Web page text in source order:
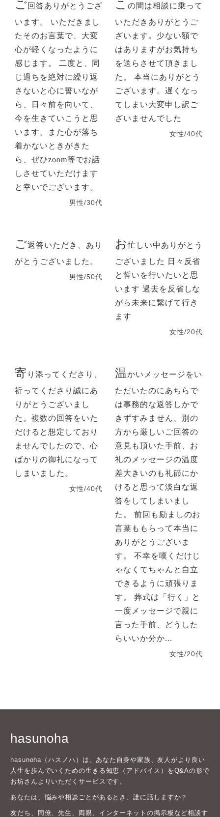
ご回答ありがとうござ
います。 いただきまし
たそのお言葉で、大変
心が軽くなったように
感じます。 二度と、同
じ過ちを絶対に繰り返
さないと心に誓いなが
ら、日々前を向いて、
今を生きていこうと思
います。また心が落ち
着かないときがきた
ら、ぜひzoom等でお話
しさせていただけます
と幸いでございます。
男性/30代
こ の間は相談に乗って
いただきありがとうご
ざいます。少ない額で
はありますがお気持ち
を送らさせて頂きまし
た。 本当にありがとう
ございます。遅くなっ
てしまい大変申し訳ご
ざいませんでした
女性/40代
ご返答いただき、あり
がとうございました。
男性/50代
お忙しい中ありがとう
ございました 日々反省
と誓いを行いたいと思
います 過去を反省しな
がら未来に繋げて行き
ます
女性/20代
寄 り添ってくださり、
祈ってくださり誠にあ
りがとうございまし
た。複数の回答をいた
だけると想定しており
ませんでしたので、心
ばかりの御礼になって
しまいました。
女性/40代
温かいメッセージをい
ただいたのにあちらで
は事務的な返答しかで
きずすみません、別の
方から厳しいご回答の
意見も頂いた手前、お
礼のメッセージの温度
差大きいのも礼節にか
けると思って淡白な返
答をしてしまいまし
た。 前回も励ましのお
言葉ももらって本当に
ありがとうございま
す。 不幸を嘆くだけじ
ゃなくてちゃんと自立
できるように頑張りま
す。 葬式は「行く」と
一度メッセージで親に
言った手前、どうした
らいいか分か...
女性/20代
hasunoha
hasunoha（ハスノハ）は、あなた自身や家族、友人がより良い
人生を歩んでいくための生きる知恵（アドバイス）をQ&Aの形で
お坊さんよりいただくサービスです。
あなたは、悩みや相談ごとがあるとき、誰に話しますか？
友だち、同僚、先生、両親、インターネットの掲示板など相談す